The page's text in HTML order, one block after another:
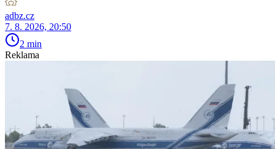
adbz.cz
7. 8. 2026, 20:50
2 min
Reklama